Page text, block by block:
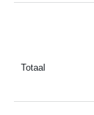
Totaal